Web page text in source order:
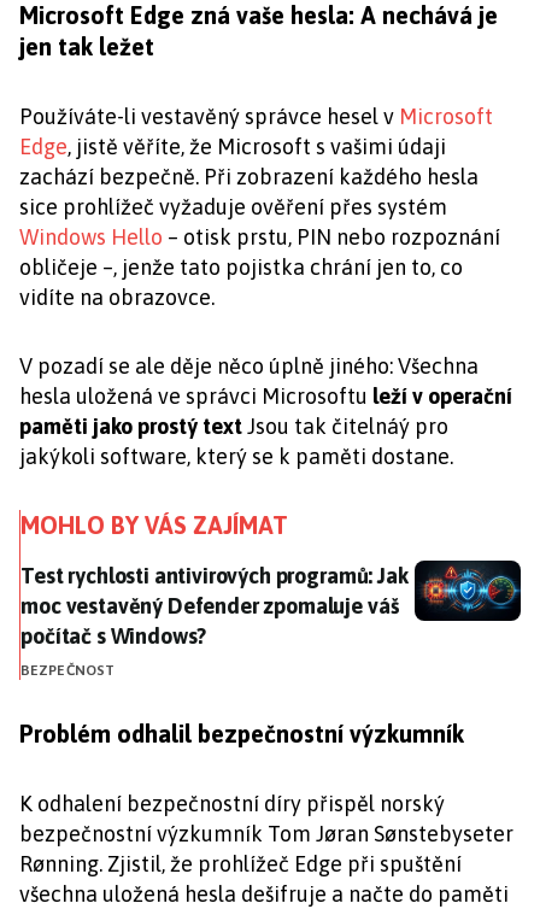
Microsoft Edge zná vaše hesla: A nechává je
jen tak ležet
Používáte-li vestavěný správce hesel v Microsoft
Edge, jistě věříte, že Microsoft s vašimi údaji
zachází bezpečně. Při zobrazení každého hesla
sice prohlížeč vyžaduje ověření přes systém
Windows Hello – otisk prstu, PIN nebo rozpoznání
obličeje –, jenže tato pojistka chrání jen to, co
vidíte na obrazovce.
V pozadí se ale děje něco úplně jiného: Všechna
hesla uložená ve správci Microsoftu leží v operační
paměti jako prostý textJsou tak čitelnáý pro
jakýkoli software, který se k paměti dostane.
MOHLO BY VÁS ZAJÍMAT
Test rychlosti antivirových programů: Jak moc
Test rychlosti antivirových programů: Jak
moc vestavěný Defender zpomaluje váš
počítač s Windows?
BEZPEČNOST
Problém odhalil bezpečnostní výzkumník
K odhalení bezpečnostní díry přispěl norský
bezpečnostní výzkumník Tom Jøran Sønstebyseter
Rønning. Zjistil, že prohlížeč Edge při spuštění
všechna uložená hesla dešifruje a načte do paměti